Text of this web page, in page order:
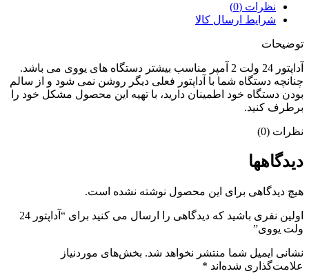
نظرات (0)
شرایط ارسال کالا
توضیحات
آداپتور 24 ولت 2 آمپر مناسب بیشتر دستگاه های یووی می باشد.
چنانچه دستگاه شما با آداپتور فعلی دیگر روشن نمی شود و از سالم
بودن دستگاه خود اطمینان دارید، با تهیه این محصول مشکل خود را
برطرف کنید.
نظرات (0)
دیدگاهها
هیچ دیدگاهی برای این محصول نوشته نشده است.
اولین نفری باشید که دیدگاهی را ارسال می کنید برای “آداپتور 24
ولت یووی”
نشانی ایمیل شما منتشر نخواهد شد. بخش‌های موردنیاز
علامت‌گذاری شده‌اند *